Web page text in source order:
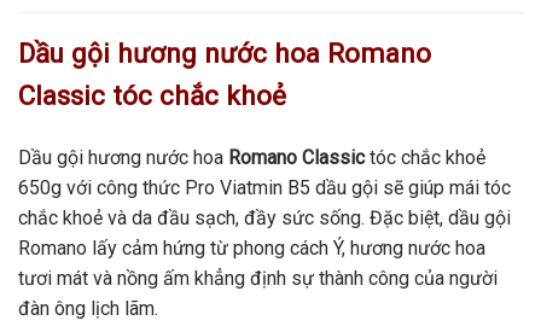
Dầu gội hương nước hoa Romano
Classic tóc chắc khoẻ
Dầu gội hương nước hoa Romano Classictóc chắc khoẻ
650g với công thức Pro Viatmin B5 dầu gội sẽ giúp mái tóc
chắc khoẻ và da đầu sạch, đầy sức sống. Đặc biệt, dầu gội
Romano lấy cảm hứng từ phong cách Ý, hương nước hoa
tươi mát và nồng ấm khẳng định sự thành công của người
đàn ông lịch lãm.